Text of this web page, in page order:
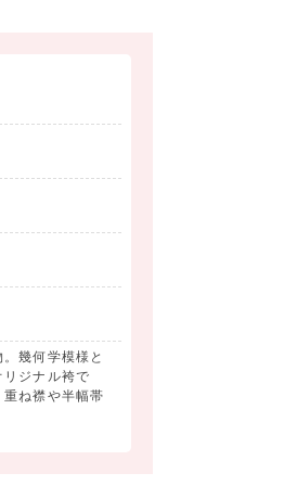
幾何学模様と
ジナル袴で
ね襟や半幅帯